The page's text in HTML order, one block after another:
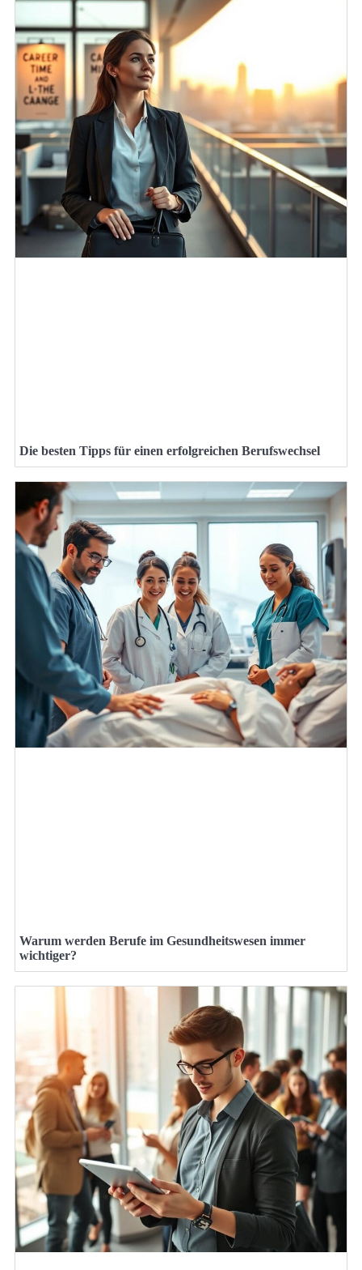
Die besten Tipps für einen erfolgreichen Berufswechsel
Warum werden Berufe im Gesundheitswesen immer
wichtiger?